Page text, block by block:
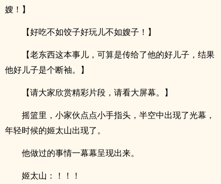
嫂！】
【好吃不如饺子好玩儿不如嫂子！】
【老东西这本事儿，可算是传给了他的好儿子，结果
他好儿子是个断袖。】
【请大家欣赏精彩片段，请看大屏幕。】
摇篮里，小家伙点点小手指头，半空中出现了光幕，
年轻时候的姬太山出现了。
他做过的事情一幕幕呈现出来。
姬太山：！！！